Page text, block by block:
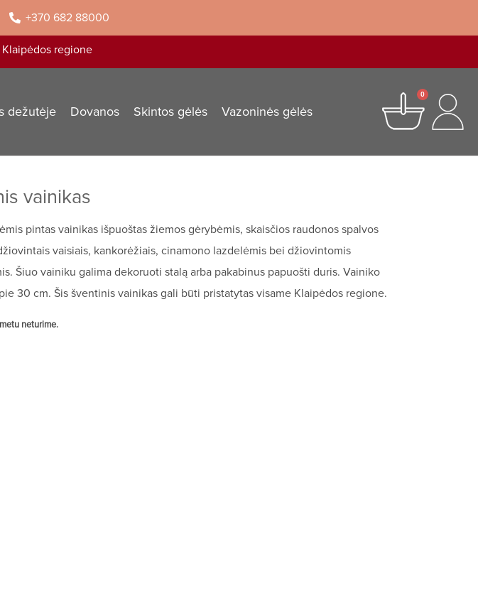
+370 682 88000
regione
dežutėje Dovanos Skintos gėlės Vazoninės gėlės
0
vainikas
pintas vainikas išpuoštas žiemos gėrybėmis, skaisčios raudonos spalvos
vaisiais, kankorėžiais, cinamono lazdelėmis bei džiovintomis
Šiuo vainiku galima dekoruoti stalą arba pakabinus papuošti duris. Vainiko
30 cm. Šis šventinis vainikas gali būti pristatytas visame Klaipėdos regione.
neturime.